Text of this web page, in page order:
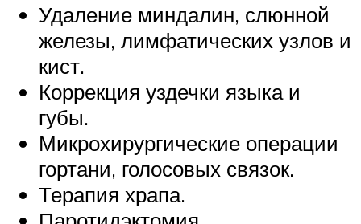
Удаление миндалин, слюнной
железы, лимфатических узлов и
кист.
Коррекция уздечки языка и
губы.
Микрохирургические операции
гортани, голосовых связок.
Терапия храпа.